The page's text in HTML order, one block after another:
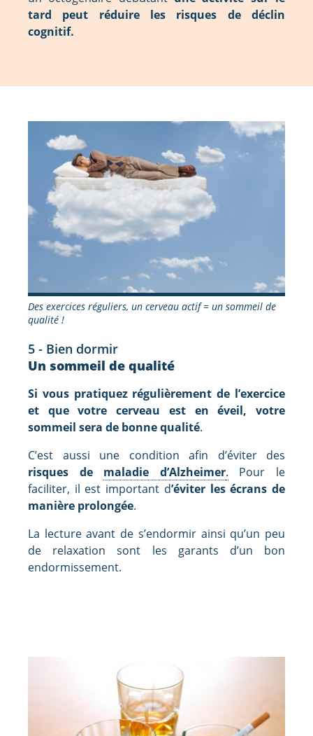
tard peut réduire les risques de déclin
cognitif.
Des exercices réguliers, un cerveau actif = un sommeil de
qualité !
5 - Bien dormir
Un sommeil de qualité
Si vous pratiquez régulièrement de l’exercice
et que votre cerveau est en éveil, votre
sommeil sera de bonne qualité.
C’est aussi une condition afin d’éviter des
risques de maladie d’Alzheimer. Pour le
faciliter, il est important d’éviter les écrans de
manière prolongée.
La lecture avant de s’endormir ainsi qu’un peu
de relaxation sont les garants d’un bon
endormissement.